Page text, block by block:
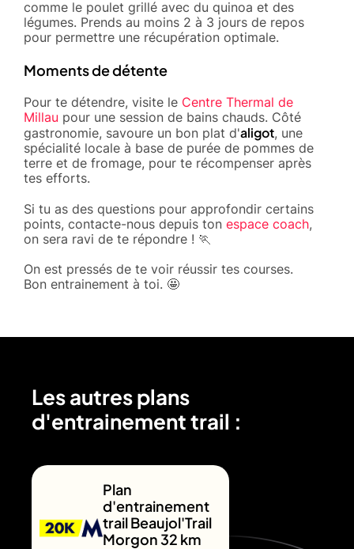
comme le poulet grillé avec du quinoa et des
légumes. Prends au moins 2 à 3 jours de repos
pour permettre une récupération optimale.
Moments de détente
Pour te détendre, visite le Centre Thermal de
Millau pour une session de bains chauds. Côté
gastronomie, savoure un bon plat d'aligot, une
spécialité locale à base de purée de pommes de
terre et de fromage, pour te récompenser après
tes efforts.
Si tu as des questions pour approfondir certains
points, contacte-nous depuis ton espace coach,
on sera ravi de te répondre ! 🏃
On est pressés de te voir réussir tes courses.
Bon entrainement à toi. 🤩
Les autres plans
d'entrainement trail :
Plan
d'entrainement
trail Beaujol'Trail
Morgon 32 km